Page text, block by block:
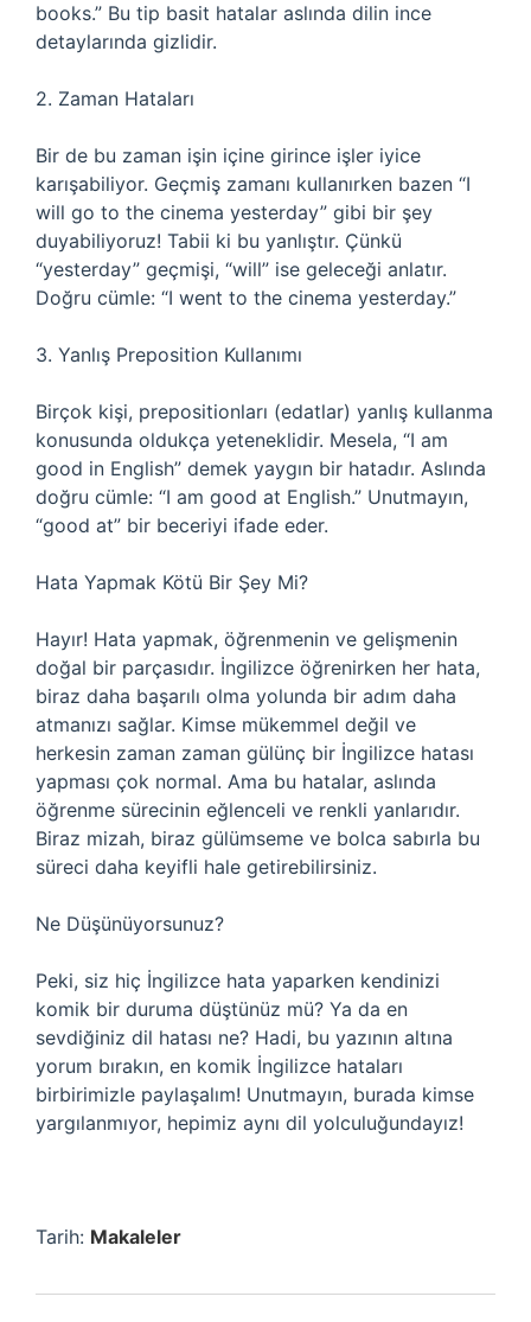
books.” Bu tip basit hatalar aslında dilin ince
detaylarında gizlidir.
2. Zaman Hataları
Bir de bu zaman işin içine girince işler iyice
karışabiliyor. Geçmiş zamanı kullanırken bazen “I
will go to the cinema yesterday” gibi bir şey
duyabiliyoruz! Tabii ki bu yanlıştır. Çünkü
“yesterday” geçmişi, “will” ise geleceği anlatır.
Doğru cümle: “I went to the cinema yesterday.”
3. Yanlış Preposition Kullanımı
Birçok kişi, prepositionları (edatlar) yanlış kullanma
konusunda oldukça yeteneklidir. Mesela, “I am
good in English” demek yaygın bir hatadır. Aslında
doğru cümle: “I am good at English.” Unutmayın,
“good at” bir beceriyi ifade eder.
Hata Yapmak Kötü Bir Şey Mi?
Hayır! Hata yapmak, öğrenmenin ve gelişmenin
doğal bir parçasıdır. İngilizce öğrenirken her hata,
biraz daha başarılı olma yolunda bir adım daha
atmanızı sağlar. Kimse mükemmel değil ve
herkesin zaman zaman gülünç bir İngilizce hatası
yapması çok normal. Ama bu hatalar, aslında
öğrenme sürecinin eğlenceli ve renkli yanlarıdır.
Biraz mizah, biraz gülümseme ve bolca sabırla bu
süreci daha keyifli hale getirebilirsiniz.
Ne Düşünüyorsunuz?
Peki, siz hiç İngilizce hata yaparken kendinizi
komik bir duruma düştünüz mü? Ya da en
sevdiğiniz dil hatası ne? Hadi, bu yazının altına
yorum bırakın, en komik İngilizce hataları
birbirimizle paylaşalım! Unutmayın, burada kimse
yargılanmıyor, hepimiz aynı dil yolculuğundayız!
Tarih: Makaleler